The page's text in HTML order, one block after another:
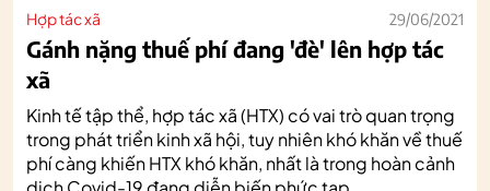
Hợp tác xã 29/06/2021
Gánh nặng thuế phí đang 'đè' lên hợp tác
xã
Kinh tế tập thể, hợp tác xã (HTX) có vai trò quan trọng
trong phát triển kinh xã hội, tuy nhiên khó khăn về thuế
phí càng khiến HTX khó khăn, nhất là trong hoàn cảnh